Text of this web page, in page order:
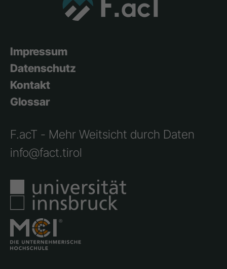
Impressum
Datenschutz
Kontakt
Glossar
F.acT - Mehr Weitsicht durch Daten
info@fact.tirol